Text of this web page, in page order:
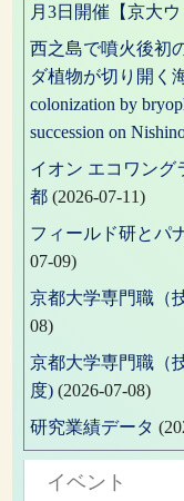
月3日開催【京大ウ
西之島で噴火後初
ダ植物が切り開く
colonization by
succession on
イオン エコワング
都 (2026-07-11)
フィールド研とパ
07-09)
京都大学専門職（
08)
京都大学専門職（
度) (2026-07-08)
研究業績データ
イベント